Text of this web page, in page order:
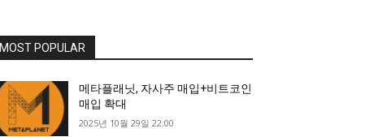
MOST POPULAR
메타플래닛, 자사주 매입+비트코인
매입 확대
2025년 10월 29일 22:00